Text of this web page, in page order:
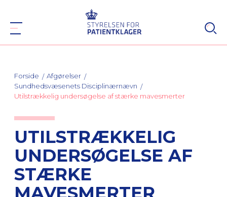
Forside
Afgørelser
Sundhedsvæsenets Disciplinærnævn
Utilstrækkelig undersøgelse af stærke mavesmerter
UTILSTRÆKKELIG
UNDERSØGELSE AF
STÆRKE